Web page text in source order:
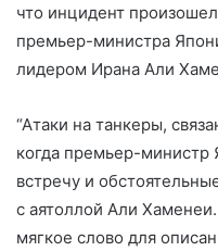
что инцидент
премьер-министра
лидером Ирана Али
“Атаки на танкеры,
когда премьер-
встречу и
с аятоллой Али
мягкое слово для